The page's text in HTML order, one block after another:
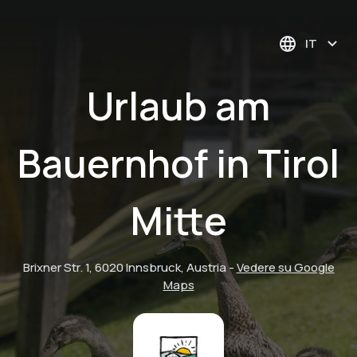
IT
Urlaub am
Bauernhof in Tirol
Mitte
Brixner Str. 1, 6020 Innsbruck, Austria-Vedere su Google
Maps